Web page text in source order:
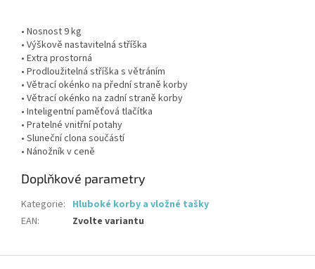
• Nosnost 9 kg
• Výškově nastavitelná stříška
• Extra prostorná
• Prodloužitelná stříška s větráním
• Větrací okénko na přední straně korby
• Větrací okénko na zadní straně korby
• Inteligentní paměťová tlačítka
• Pratelné vnitřní potahy
• Sluneční clona součástí
• Nánožník v ceně
Doplňkové parametry
Kategorie: Hluboké korby a vložné tašky
EAN: Zvolte variantu